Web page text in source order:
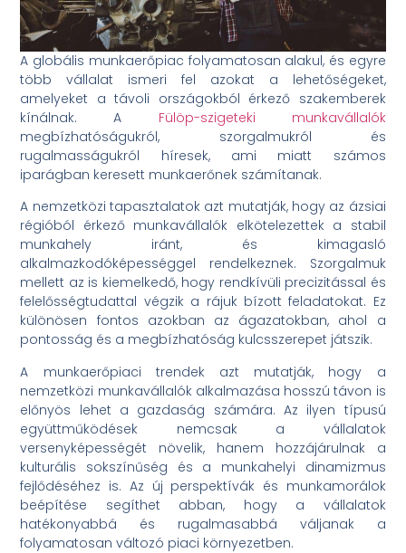
A globális munkaerőpiac folyamatosan alakul, és egyre
több vállalat ismeri fel azokat a lehetőségeket,
amelyeket a távoli országokból érkező szakemberek
kínálnak. A Fülöp-szigeteki munkavállalók
megbízhatóságukról, szorgalmukról és
rugalmasságukról híresek, ami miatt számos
iparágban keresett munkaerőnek számítanak.
A nemzetközi tapasztalatok azt mutatják, hogy az ázsiai
régióból érkező munkavállalók elkötelezettek a stabil
munkahely iránt, és kimagasló
alkalmazkodóképességgel rendelkeznek. Szorgalmuk
mellett az is kiemelkedő, hogy rendkívüli precizitással és
felelősségtudattal végzik a rájuk bízott feladatokat. Ez
különösen fontos azokban az ágazatokban, ahol a
pontosság és a megbízhatóság kulcsszerepet játszik.
A munkaerőpiaci trendek azt mutatják, hogy a
nemzetközi munkavállalók alkalmazása hosszú távon is
előnyös lehet a gazdaság számára. Az ilyen típusú
együttműködések nemcsak a vállalatok
versenyképességét növelik, hanem hozzájárulnak a
kulturális sokszínűség és a munkahelyi dinamizmus
fejlődéséhez is. Az új perspektívák és munkamorálok
beépítése segíthet abban, hogy a vállalatok
hatékonyabbá és rugalmasabbá váljanak a
folyamatosan változó piaci környezetben.